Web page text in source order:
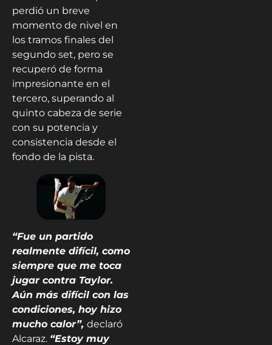
perdió un breve
momento de nivel en
los tramos finales del
segundo set, pero se
recuperó de forma
impresionante en el
tercero, superando al
quinto cabeza de serie
con su potencia y
consistencia desde el
fondo de la pista.
“Fue un partido
realmente difícil, como
siempre que me toca
jugar contra Taylor.
Aún más difícil con las
condiciones, hoy hizo
mucho calor”, declaró
Alcaraz. “Estoy muy